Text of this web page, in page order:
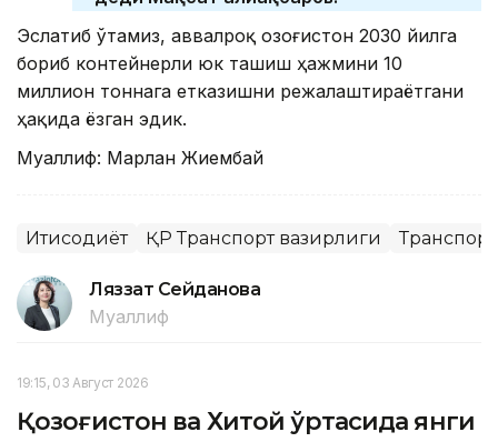
Эслатиб ўтамиз, аввалроқ Қозоғистон 2030 йилга
бориб контейнерли юк ташиш ҳажмини 10
миллион тоннага етказишни режалаштираётгани
ҳақида ёзган эдик.
Муаллиф: Марлан Жиембай
Иқтисодиёт ҚР Транспорт вазирлиги Транспорт
Ляззат Сейданова
Муаллиф
19:15, 03 Август 2026
Қозоғистон ва Хитой ўртасида янги